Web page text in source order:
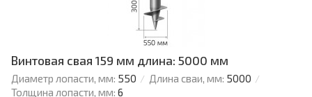
Винтовая свая 159 мм длина: 5000 мм
Диаметр лопасти, мм: 550 Длина сваи, мм: 5000
Толщина лопасти, мм: 6